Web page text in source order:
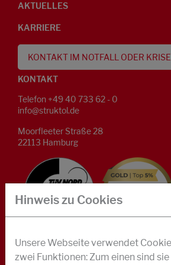
AKTUELLES
KARRIERE
KONTAKT IM NOTFALL ODER
KONTAKT
Telefon +49 40 733 62 - 0
info@struktol.de
Moorfleeter Straße 28
22113 Hamburg
KAUTSCHUK
Hinweis zu Cookies
Unsere Webseite verwendet
zwei Funktionen: Zum einen sind